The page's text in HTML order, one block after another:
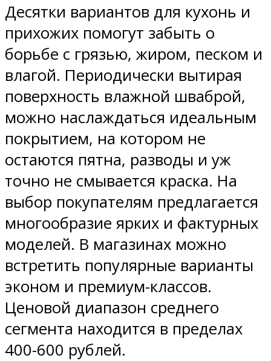
Десятки вариантов для кухонь и
прихожих помогут забыть о
борьбе с грязью, жиром, песком и
влагой. Периодически вытирая
поверхность влажной шваброй,
можно наслаждаться идеальным
покрытием, на котором не
остаются пятна, разводы и уж
точно не смывается краска. На
выбор покупателям предлагается
многообразие ярких и фактурных
моделей. В магазинах можно
встретить популярные варианты
эконом и премиум-классов.
Ценовой диапазон среднего
сегмента находится в пределах
400-600 рублей.